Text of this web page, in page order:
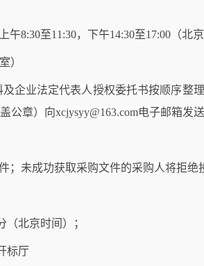
午8:30至11:30，下午14:30至17:00（北京
）
及企业法定代表人授权委托书按顺序整
公章）向xcjysyy@163.com电子邮箱
；未成功获取采购文件的采购人将拒绝
（北京时间）；
标厅